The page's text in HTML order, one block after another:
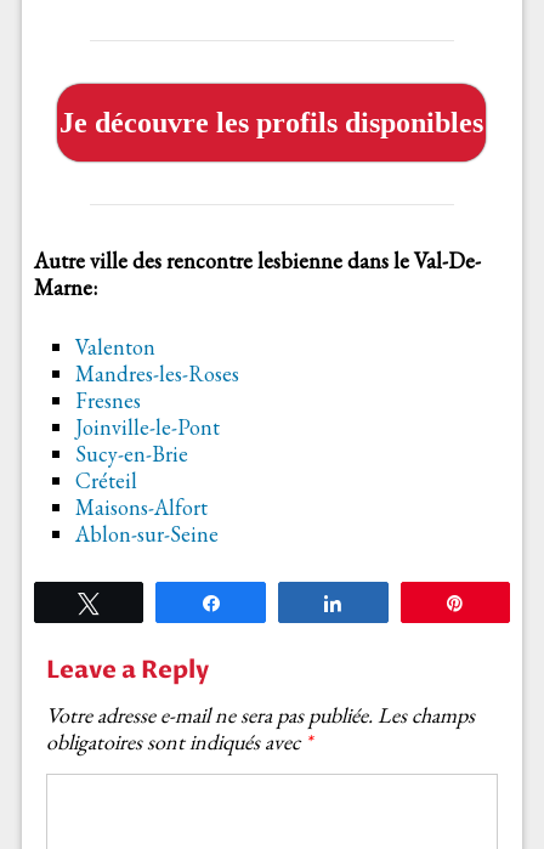
Je découvre les profils disponibles
Autreville des rencontre lesbienne dans le Val-De-
Marne:
Valenton
Mandres-les-Roses
Fresnes
Joinville-le-Pont
Sucy-en-Brie
Créteil
Maisons-Alfort
Ablon-sur-Seine
Leave a Reply
Votre adresse e-mail ne sera pas publiée.Les champs
obligatoires sont indiqués avec *